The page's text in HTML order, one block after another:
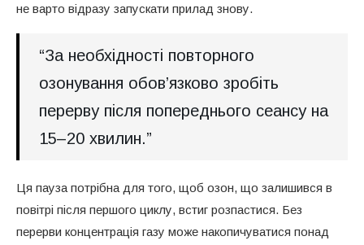
не варто відразу запускати прилад знову.
“За необхідності повторного
озонування обов’язково зробіть
перерву після попереднього сеансу на
15–20 хвилин.”
Ця пауза потрібна для того, щоб озон, що залишився в
повітрі після першого циклу, встиг розпастися. Без
перерви концентрація газу може накопичуватися понад